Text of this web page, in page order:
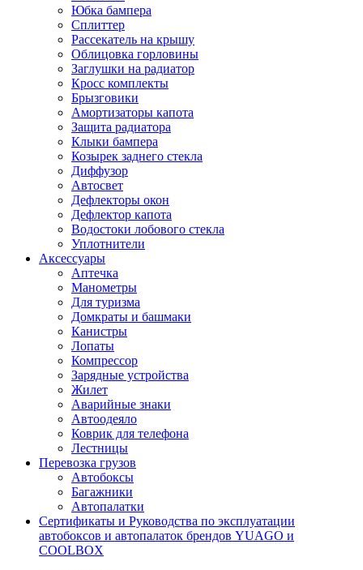
Юбка бампера
Сплиттер
Рассекатель на крышу
Облицовка горловины
Заглушки на радиатор
Кросс комплекты
Брызговики
Амортизаторы капота
Защита радиатора
Клыки бампера
Козырек заднего стекла
Диффузор
Автосвет
Дефлекторы окон
Дефлектор капота
Водостоки лобового стекла
Уплотнители
Аксессуары
Аптечка
Манометры
Для туризма
Домкраты и башмаки
Канистры
Лопаты
Компрессор
Зарядные устройства
Жилет
Аварийные знаки
Автоодеяло
Коврик для телефона
Лестницы
Перевозка грузов
Автобоксы
Багажники
Автопалатки
Сертификаты и Руководства по эксплуатации
автобоксов и автопалаток брендов YUAGO и
COOLBOX